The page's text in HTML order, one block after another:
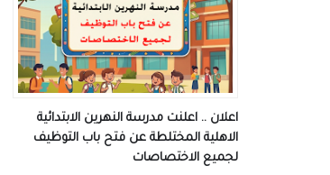
اعلان .. اعلنت مدرسة النهرين الابتدائية
الاهلية المختلطة عن فتح باب التوظيف
لجميع الاختصاصات